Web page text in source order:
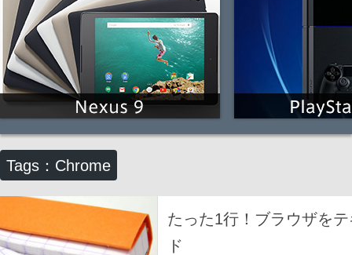
Tags：Chrome
たった1行！ブラウザを
ド